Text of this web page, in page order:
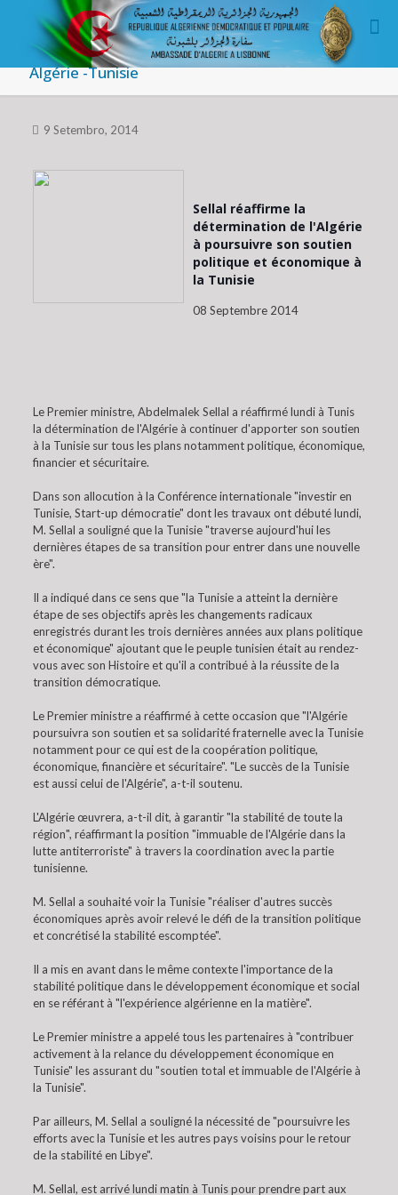
Algérie -Tunisie
9 Setembro, 2014
Sellal réaffirme la
détermination de l'Algérie
à poursuivre son soutien
politique et économique à
la Tunisie
08 Septembre 2014
Le Premier ministre, Abdelmalek Sellal a réaffirmé lundi à Tunis
la détermination de l'Algérie à continuer d'apporter son soutien
à la Tunisie sur tous les plans notamment politique, économique,
financier et sécuritaire.
Dans son allocution à la Conférence internationale "investir en
Tunisie, Start-up démocratie" dont les travaux ont débuté lundi,
M. Sellal a souligné que la Tunisie "traverse aujourd'hui les
dernières étapes de sa transition pour entrer dans une nouvelle
ère".
Il a indiqué dans ce sens que "la Tunisie a atteint la dernière
étape de ses objectifs après les changements radicaux
enregistrés durant les trois dernières années aux plans politique
et économique" ajoutant que le peuple tunisien était au rendez-
vous avec son Histoire et qu'il a contribué à la réussite de la
transition démocratique.
Le Premier ministre a réaffirmé à cette occasion que "l'Algérie
poursuivra son soutien et sa solidarité fraternelle avec la Tunisie
notamment pour ce qui est de la coopération politique,
économique, financière et sécuritaire". "Le succès de la Tunisie
est aussi celui de l'Algérie", a-t-il soutenu.
L'Algérie œuvrera, a-t-il dit, à garantir "la stabilité de toute la
région", réaffirmant la position "immuable de l'Algérie dans la
lutte antiterroriste" à travers la coordination avec la partie
tunisienne.
M. Sellal a souhaité voir la Tunisie "réaliser d'autres succès
économiques après avoir relevé le défi de la transition politique
et concrétisé la stabilité escomptée".
Il a mis en avant dans le même contexte l'importance de la
stabilité politique dans le développement économique et social
en se référant à "l'expérience algérienne en la matière".
Le Premier ministre a appelé tous les partenaires à "contribuer
activement à la relance du développement économique en
Tunisie" les assurant du "soutien total et immuable de l'Algérie à
la Tunisie".
Par ailleurs, M. Sellal a souligné la nécessité de "poursuivre les
efforts avec la Tunisie et les autres pays voisins pour le retour
de la stabilité en Libye".
M. Sellal, est arrivé lundi matin à Tunis pour prendre part aux